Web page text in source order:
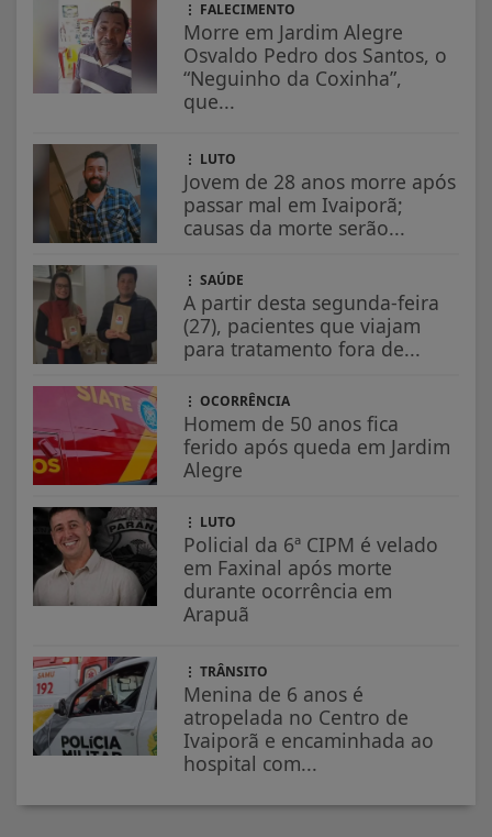
FALECIMENTO
Morre em Jardim Alegre
Osvaldo Pedro dos Santos, o
“Neguinho da Coxinha”,
que...
LUTO
Jovem de 28 anos morre após
passar mal em Ivaiporã;
causas da morte serão...
SAÚDE
A partir desta segunda-feira
(27), pacientes que viajam
para tratamento fora de...
OCORRÊNCIA
Homem de 50 anos fica
ferido após queda em Jardim
Alegre
LUTO
Policial da 6ª CIPM é velado
em Faxinal após morte
durante ocorrência em
Arapuã
TRÂNSITO
Menina de 6 anos é
atropelada no Centro de
Ivaiporã e encaminhada ao
hospital com...